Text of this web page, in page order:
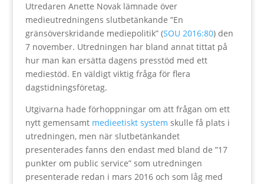
Utredaren Anette Novak lämnade över
medieutredningens slutbetänkande ”En
gränsöverskridande mediepolitik” (SOU 2016:80) den
7 november. Utredningen har bland annat tittat på
hur man kan ersätta dagens presstöd med ett
mediestöd. En väldigt viktig fråga för flera
dagstidningsföretag.
Utgivarna hade förhoppningar om att frågan om ett
nytt gemensamt medieetiskt system skulle få plats i
utredningen, men när slutbetänkandet
presenterades fanns den endast med bland de ”17
punkter om public service” som utredningen
presenterade redan i mars 2016 och som låg med